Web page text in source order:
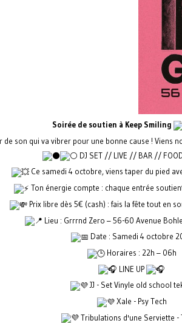
Soirée de soutien à Keep Smiling
de son qui va vibrer pour une bonne cause ! Viens
DJ SET // LIVE // BAR //
Ce samedi 4 octobre, viens taper du pied
Ton énergie compte : chaque entrée
Prix libre dès 5€ (cash) : fais la fête tout en
Lieu : Grrrnd Zero – 56-60 Avenue
Date : Samedi 4 octobre
Horaires : 22h – 06h
LINE UP
JJ - Set Vinyle old school
Xale - Psy Tech
Tribulations d'une Serviette -